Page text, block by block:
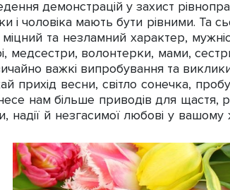
демонстрацій у захист
і чоловіка мають бути рівними. Та
та незламний характер,
медсестри, волонтерки, мами,
важкі випробування та
прихід весни, світло сонечка,
нам більше приводів для щастя,
надії й незгасимої любові у